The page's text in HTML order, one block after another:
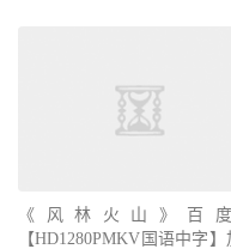
《风林火山》百
【HD1280PMKV国语中字】